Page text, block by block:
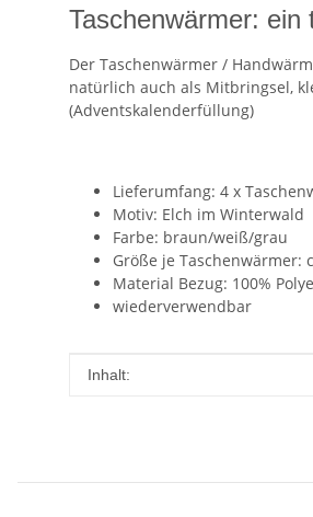
Taschenwärmer:
Der Taschenwärmer /
natürlich auch als Mitbringsel,
(Adventskalenderfüllung)
Lieferumfang: 4 x
Motiv: Elch im Winterwald
Farbe: braun/weiß/grau
Größe je Taschenwärmer:
Material Bezug: 100%
wiederverwendbar
Produkteigenschaft
Wert
Inhalt: